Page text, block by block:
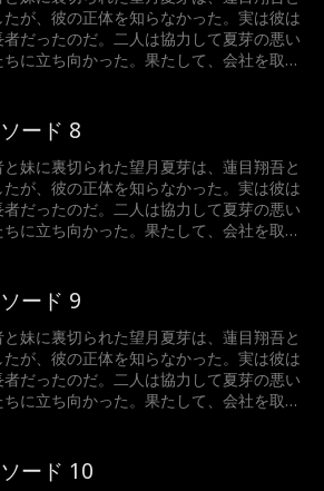
たが、彼の正体を知らなかった。実は彼は
者だったのだ。二人は協力して夏芽の悪い
ちに立ち向かった。果たして、会社を取り
ード 8
と妹に裏切られた望月夏芽は、蓮目翔吾と
たが、彼の正体を知らなかった。実は彼は
者だったのだ。二人は協力して夏芽の悪い
ちに立ち向かった。果たして、会社を取り
ード 9
と妹に裏切られた望月夏芽は、蓮目翔吾と
たが、彼の正体を知らなかった。実は彼は
者だったのだ。二人は協力して夏芽の悪い
ちに立ち向かった。果たして、会社を取り
ード 10